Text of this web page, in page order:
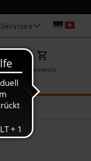
Services
Merkzettel Warenkorb